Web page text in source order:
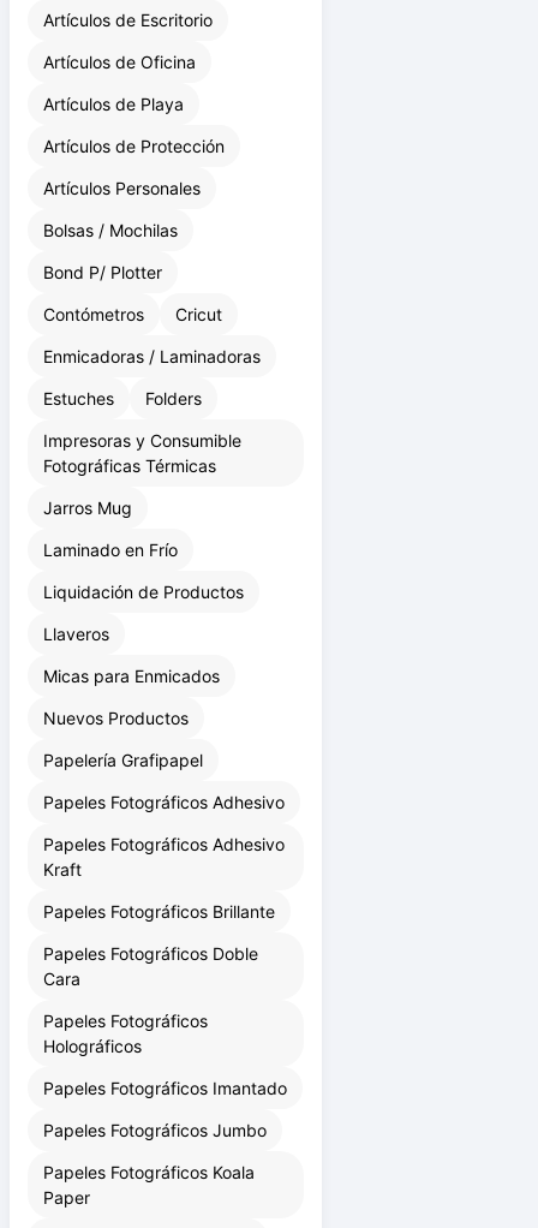
Artículos de Escritorio
Artículos de Oficina
Artículos de Playa
Artículos de Protección
Artículos Personales
Bolsas / Mochilas
Bond P/ Plotter
Contómetros Cricut
Enmicadoras / Laminadoras
Estuches Folders
Impresoras y Consumible
Fotográficas Térmicas
Jarros Mug
Laminado en Frío
Liquidación de Productos
Llaveros
Micas para Enmicados
Nuevos Productos
Papelería Grafipapel
Papeles Fotográficos Adhesivo
Papeles Fotográficos Adhesivo
Kraft
Papeles Fotográficos Brillante
Papeles Fotográficos Doble
Cara
Papeles Fotográficos
Holográficos
Papeles Fotográficos Imantado
Papeles Fotográficos Jumbo
Papeles Fotográficos Koala
Paper